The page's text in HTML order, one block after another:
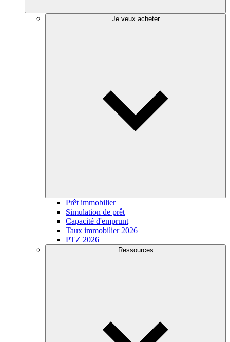
Je veux acheter
Prêt immobilier
Simulation de prêt
Capacité d'emprunt
Taux immobilier 2026
PTZ 2026
Ressources